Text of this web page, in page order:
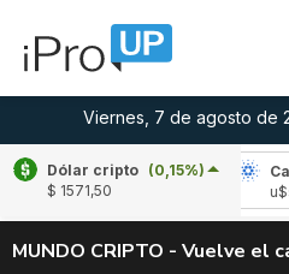
Viernes, 7 de agosto de
Dólar cripto (0,15%)
$ 1571,50
(-1,71%)
Cardano
MUNDO CRIPTO - Vuelve